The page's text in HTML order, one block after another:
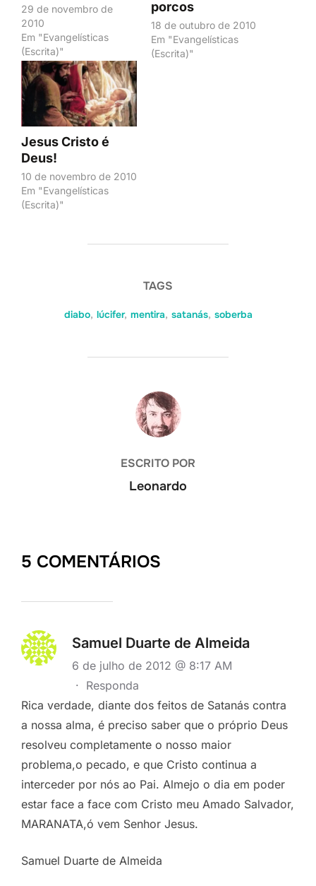
29 de novembro de
2010
Em "Evangelísticas
(Escrita)"
porcos
18 de outubro de 2010
Em "Evangelísticas
(Escrita)"
Jesus Cristo é
Deus!
10 de novembro de 2010
Em "Evangelísticas
(Escrita)"
TAGS
diabo, lúcifer, mentira, satanás, soberba
AUTOR DO POST
ESCRITO POR
Leonardo
5 COMENTÁRIOS
Samuel Duarte de Almeida
6 de julho de 2012 @ 8:17 AM
· Responda
Rica verdade, diante dos feitos de Satanás contra
a nossa alma, é preciso saber que o próprio Deus
resolveu completamente o nosso maior
problema,o pecado, e que Cristo continua a
interceder por nós ao Pai. Almejo o dia em poder
estar face a face com Cristo meu Amado Salvador,
MARANATA,ó vem Senhor Jesus.
Samuel Duarte de Almeida